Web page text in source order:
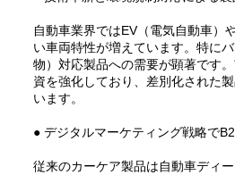
自動車業界ではEV（電気自動車）
い車両特性が増えています。特に
物）対応製品への需要が顕著です
資を強化しており、差別化された
います。
● デジタルマーケティング戦略で
従来のカーケア製品は自動車ディ